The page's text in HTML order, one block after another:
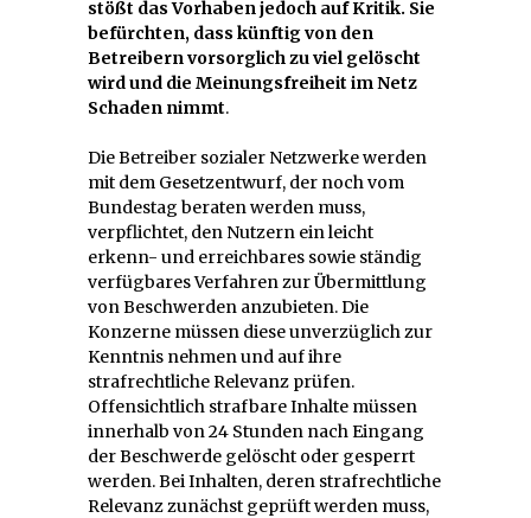
stößt das Vorhaben jedoch auf Kritik. Sie
befürchten, dass künftig von den
Betreibern vorsorglich zu viel gelöscht
wird und die Meinungsfreiheit im Netz
Schaden nimmt.
Die Betreiber sozialer Netzwerke werden
mit dem Gesetzentwurf, der noch vom
Bundestag beraten werden muss,
verpflichtet, den Nutzern ein leicht
erkenn- und erreichbares sowie ständig
verfügbares Verfahren zur Übermittlung
von Beschwerden anzubieten. Die
Konzerne müssen diese unverzüglich zur
Kenntnis nehmen und auf ihre
strafrechtliche Relevanz prüfen.
Offensichtlich strafbare Inhalte müssen
innerhalb von 24 Stunden nach Eingang
der Beschwerde gelöscht oder gesperrt
werden. Bei Inhalten, deren strafrechtliche
Relevanz zunächst geprüft werden muss,